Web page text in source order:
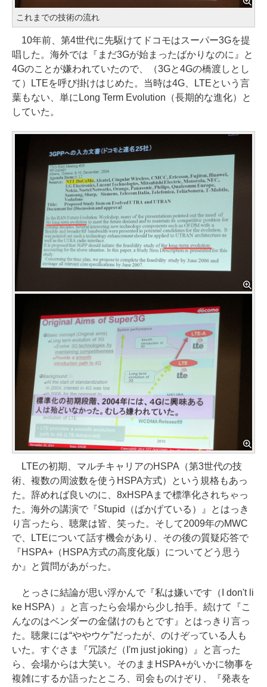
これまでの技術の流れ
10年前、第4世代に先駆けてドコモはスーパー3Gを提
唱した。海外では『まだ3Gが始まったばかりなのに』と
4Gのことが嫌われていたので、（3Gと4Gの橋渡しとし
て）LTEを呼び掛けはじめた。当時は4G、LTEという言
葉もない、単にLong Term Evolution（長期的な進化）と
していた。
LTEの初期、マルチキャリアのHSPA（第3世代の技
術、複数の周波数を使うHSPA方式）という規格もあっ
た。辞めれば良いのに、8xHSPAまで標準化されちゃっ
た。海外の講演で『Stupid（ばかげている）』とはっき
り言ったら、聴衆は皆、笑った。そして2009年のMWC
で、LTEについて話す機会があり、その後の質疑応答で
『HSPA+（HSPA方式の高度化版）についてどう思う
か』と質問があがった。
とっさに結論が思い浮かんで『私は嫌いです（I don't li
ke HSPA）』と言ったら会場から少し拍手。続けて『こ
んなのはベンダーの金儲けのもとです』とはっきり言っ
た。聴衆には“ややウケ”だったが、のけぞっている人も
いた。すぐさま『冗談だ（I'm just joking）』と言った
ら、会場からは大笑い。そのままHSPA+がいかに物事を
複雑にするか語ったところ、司会ものけぞり、『発表を